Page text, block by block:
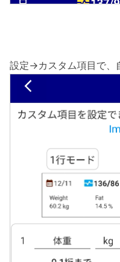
設定→カスタム項目で、